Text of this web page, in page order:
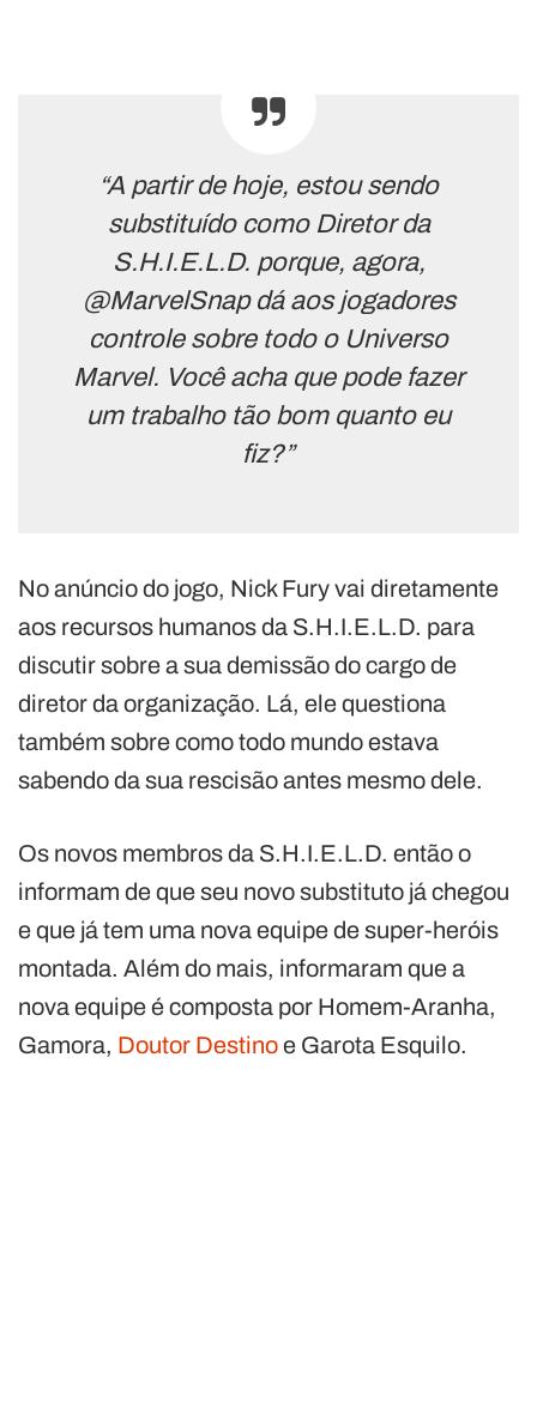
“A partir de hoje, estou sendo
substituído como Diretor da
S.H.I.E.L.D. porque, agora,
@MarvelSnap dá aos jogadores
controle sobre todo o Universo
Marvel. Você acha que pode fazer
um trabalho tão bom quanto eu
fiz?”
No anúncio do jogo, Nick Fury vai diretamente
aos recursos humanos da S.H.I.E.L.D. para
discutir sobre a sua demissão do cargo de
diretor da organização. Lá, ele questiona
também sobre como todo mundo estava
sabendo da sua rescisão antes mesmo dele.
Os novos membros da S.H.I.E.L.D. então o
informam de que seu novo substituto já chegou
e que já tem uma nova equipe de super-heróis
montada. Além do mais, informaram que a
nova equipe é composta por Homem-Aranha,
Gamora, Doutor Destinoe Garota Esquilo.